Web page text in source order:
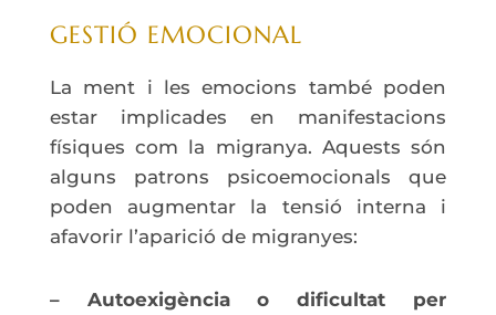
GESTIÓ EMOCIONAL
La ment i les emocions també poden
estar implicades en manifestacions
físiques com la migranya. Aquests són
alguns patrons psicoemocionals que
poden augmentar la tensió interna i
afavorir l’aparició de migranyes:
– Autoexigència o dificultat per